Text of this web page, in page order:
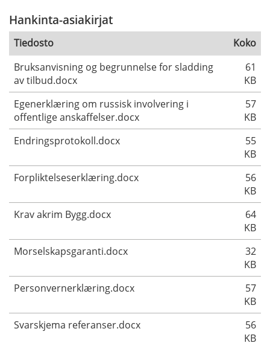
Hankinta-asiakirjat
Tiedosto
Koko
Bruksanvisning og begrunnelse for sladding
av tilbud.docx
61
KB
Egenerklæring om russisk involvering i
offentlige anskaffelser.docx
57
KB
Endringsprotokoll.docx
55
KB
Forpliktelseserklæring.docx
56
KB
Krav akrim Bygg.docx
64
KB
Morselskapsgaranti.docx
32
KB
Personvernerklæring.docx
57
KB
Svarskjema referanser.docx
56
KB